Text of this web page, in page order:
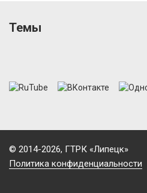
Темы
© 2014-2026, ГТРК «Липецк»
Политика конфиденциальности